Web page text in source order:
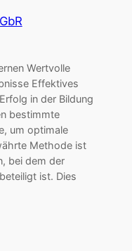
Wertvolle
Effektives
in der Bildung
bestimmte
um optimale
Methode ist
bei dem der
ist. Dies